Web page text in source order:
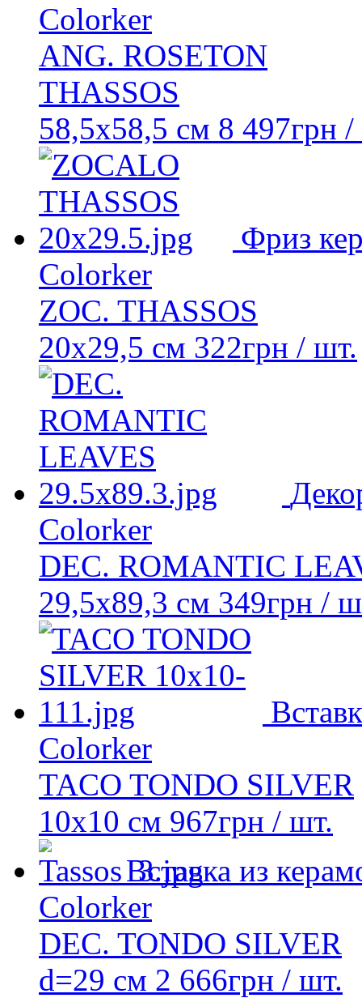
Colorker
ANG. ROSETON
THASSOS
58,5x58,5 см 8 497грн /
Фриз
Colorker
ZOC. THASSOS
20x29,5 см 322грн / шт.
Colorker
DEC. ROMANTIC
29,5x89,3 см 349грн /
Colorker
TACO TONDO SILVER
10x10 см 967грн / шт.
Вставка из
Colorker
DEC. TONDO SILVER
d=29 см 2 666грн / шт.